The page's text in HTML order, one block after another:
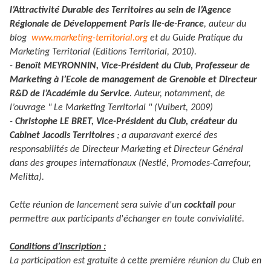
l’Attractivité Durable des Territoires au sein de l’Agence
Régionale de Développement Paris Ile-de-France, auteur du
blog www.marketing-territorial.org et du Guide Pratique du
Marketing Territorial (Editions Territorial, 2010).
- Benoît MEYRONNIN, Vice-Président du Club, Professeur de
Marketing à l’Ecole de management de Grenoble et Directeur
R&D de l’Académie du Service. Auteur, notamment, de
l’ouvrage " Le Marketing Territorial " (Vuibert, 2009)
- Christophe LE BRET, Vice-Président du Club, créateur du
Cabinet Jacodis Territoires ; a auparavant exercé des
responsabilités de Directeur Marketing et Directeur Général
dans des groupes internationaux (Nestlé, Promodes-Carrefour,
Melitta).
Cette réunion de lancement sera suivie d'un cocktail pour
permettre aux participants d'échanger en toute convivialité.
Conditions d’inscription :
La participation est gratuite à cette première réunion du Club en